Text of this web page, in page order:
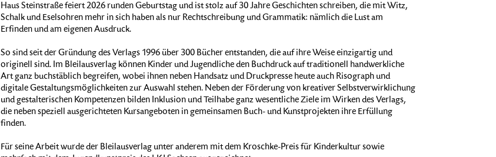
Haus Steinstraße feiert 2026 runden Geburtstag und ist stolz auf 30 Jahre Geschichten schreiben, die mit Witz,
Schalk und Eselsohren mehr in sich haben als nur Rechtschreibung und Grammatik: nämlich die Lust am
Erfinden und am eigenen Ausdruck.
So sind seit der Gründung des Verlags 1996 über 300 Bücher entstanden, die auf ihre Weise einzigartig und
originell sind. Im Bleilausverlag können Kinder und Jugendliche den Buchdruck auf traditionell handwerkliche
Art ganz buchstäblich begreifen, wobei ihnen neben Handsatz und Druckpresse heute auch Risograph und
digitale Gestaltungsmöglichkeiten zur Auswahl stehen. Neben der Förderung von kreativer Selbstverwirklichung
und gestalterischen Kompetenzen bilden Inklusion und Teilhabe ganz wesentliche Ziele im Wirken des Verlags,
die neben speziell ausgerichteten Kursangeboten in gemeinsamen Buch- und Kunstprojekten ihre Erfüllung
finden.
Für seine Arbeit wurde der Bleilausverlag unter anderem mit dem Kroschke-Preis für Kinderkultur sowie